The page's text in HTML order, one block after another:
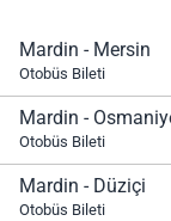
Mardin - Mersin
Otobüs Bileti
Mardin -
Otobüs Bileti
Mardin - Düziçi
Otobüs Bileti